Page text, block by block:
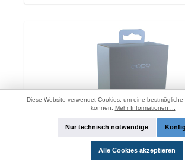
Oppo OP92J Vooc
Diese Website verwendet Cookies, um eine
können. Mehr Informationen ...
Nur technisch notwendige
Alle Cookies akzeptieren